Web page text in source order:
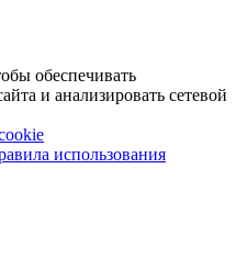
обеспечивать
и анализировать сетевой
использования